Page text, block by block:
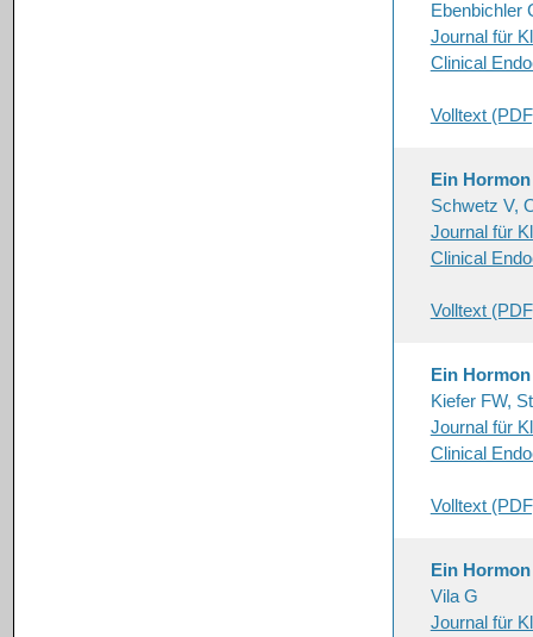
Ebenbichler
Journal für
Clinical
Volltext
Ein
Schwetz V,
Journal für
Clinical
Volltext
Ein
Kiefer FW,
Journal für
Clinical
Volltext
Ein
Vila G
Journal für